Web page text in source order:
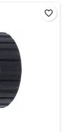
favorite_border